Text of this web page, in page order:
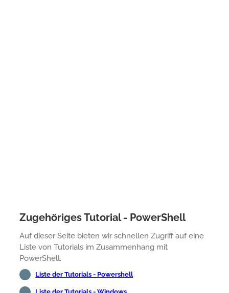
Zugehöriges Tutorial - PowerShell
Auf dieser Seite bieten wir schnellen Zugriff auf eine
Liste von Tutorials im Zusammenhang mit
PowerShell.
Liste der Tutorials - Powershell